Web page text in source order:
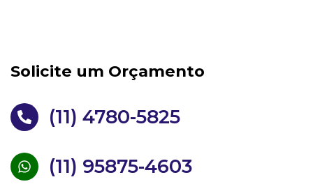
Solicite um Orçamento
(11) 4780-5825
(11) 95875-4603